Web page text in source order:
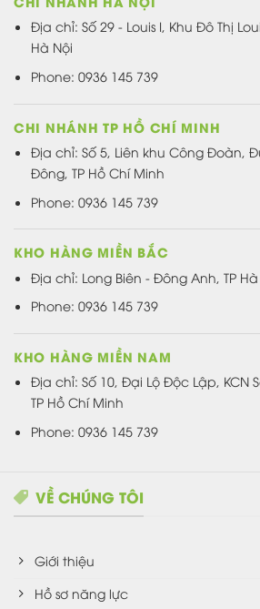
Địa chỉ: Số 29 - Louis I, Khu Đô Thị
Hà Nội
Phone: 0936 145 739
CHI NHÁNH TP HỒ CHÍ MINH
Địa chỉ: Số 5, Liên khu Công Đoàn,
Đông, TP Hồ Chí Minh
Phone: 0936 145 739
KHO HÀNG MIỀN BẮC
Địa chỉ: Long Biên - Đông Anh, TP Hà
Phone: 0936 145 739
KHO HÀNG MIỀN NAM
Địa chỉ: Số 10, Đại Lộ Độc Lập, KCN
TP Hồ Chí Minh
Phone: 0936 145 739
VỀ CHÚNG TÔI
Giới thiệu
Hồ sơ năng lực